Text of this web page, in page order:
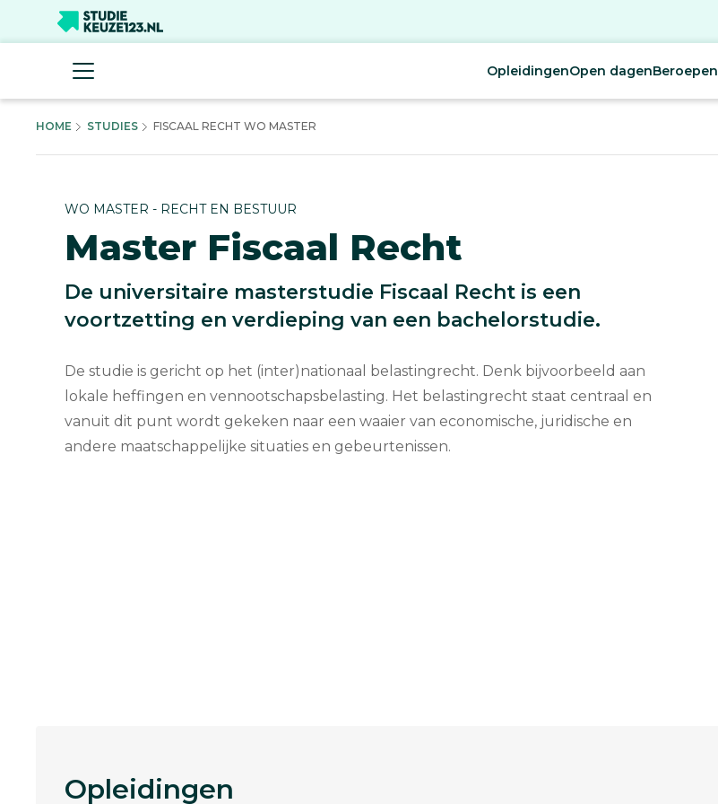
OpleidingenOpen dagenBeroepen
HOME STUDIES FISCAAL RECHT WO MASTER
WO MASTER - RECHT EN BESTUUR
Master Fiscaal Recht
De universitaire masterstudie Fiscaal Recht is een
voortzetting en verdieping van een bachelorstudie.
De studie is gericht op het (inter)nationaal belastingrecht. Denk bijvoorbeeld aan
lokale heffingen en vennootschapsbelasting. Het belastingrecht staat centraal en
vanuit dit punt wordt gekeken naar een waaier van economische, juridische en
andere maatschappelijke situaties en gebeurtenissen.
Opleidingen